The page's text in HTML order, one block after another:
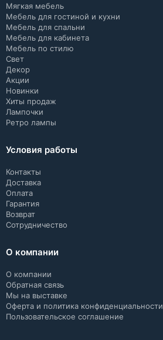
Мягкая мебель
Мебель для гостиной и кухни
Мебель для спальни
Мебель для кабинета
Мебель по стилю
Свет
Декор
Акции
Новинки
Хиты продаж
Лампочки
Ретро лампы
Условия работы
Контакты
Доставка
Оплата
Гарантия
Возврат
Сотрудничество
О компании
О компании
Обратная связь
Мы на выставке
Оферта и политика конфиденциальности
Пользовательское соглашение